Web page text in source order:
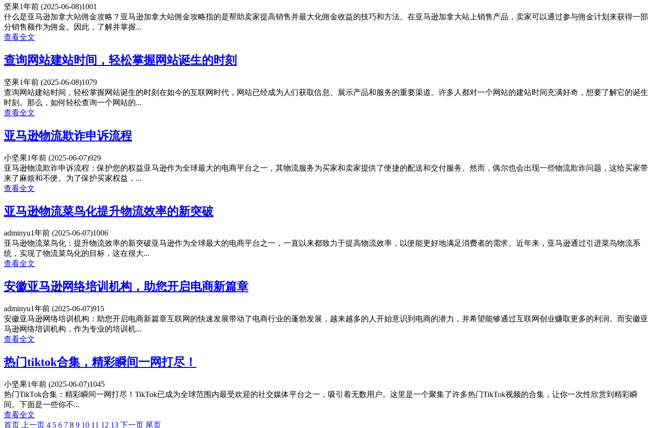
坚果1年前 (2025-06-08)1001
什么是亚马逊加拿大站佣金攻略？亚马逊加拿大站佣金攻略指的是帮助卖家提高销售并最大化佣金收益的技巧和方法。在亚马逊加拿大站上销售产品，卖家可以通过参与佣金计划来获得一部
分销售额作为佣金。因此，了解并掌握...
查看全文
查询网站建站时间，轻松掌握网站诞生的时刻
坚果1年前 (2025-06-08)1079
查询网站建站时间，轻松掌握网站诞生的时刻在如今的互联网时代，网站已经成为人们获取信息、展示产品和服务的重要渠道。许多人都对一个网站的建站时间充满好奇，想要了解它的诞生
时刻。那么，如何轻松查询一个网站的...
查看全文
亚马逊物流欺诈申诉流程
小坚果1年前 (2025-06-07)929
亚马逊物流欺诈申诉流程：保护您的权益亚马逊作为全球最大的电商平台之一，其物流服务为买家和卖家提供了便捷的配送和交付服务。然而，偶尔也会出现一些物流欺诈问题，这给买家带
来了麻烦和不便。为了保护买家权益，...
查看全文
亚马逊物流菜鸟化提升物流效率的新突破
adminyu1年前 (2025-06-07)1006
亚马逊物流菜鸟化：提升物流效率的新突破亚马逊作为全球最大的电商平台之一，一直以来都致力于提高物流效率，以便能更好地满足消费者的需求。近年来，亚马逊通过引进菜鸟物流系
统，实现了物流菜鸟化的目标，这在很大...
查看全文
安徽亚马逊网络培训机构，助您开启电商新篇章
adminyu1年前 (2025-06-07)915
安徽亚马逊网络培训机构：助您开启电商新篇章互联网的快速发展带动了电商行业的蓬勃发展，越来越多的人开始意识到电商的潜力，并希望能够通过互联网创业赚取更多的利润。而安徽亚
马逊网络培训机构，作为专业的培训机...
查看全文
热门tiktok合集，精彩瞬间一网打尽！
小坚果1年前 (2025-06-07)1045
热门TikTok合集：精彩瞬间一网打尽！TikTok已成为全球范围内最受欢迎的社交媒体平台之一，吸引着无数用户。这里是一个聚集了许多热门TikTok视频的合集，让你一次性欣赏到精彩瞬
间。下面是一些你不...
查看全文
首页️
上一页 4 5 6 7 8 9 10 11 12 13 下一页 尾页